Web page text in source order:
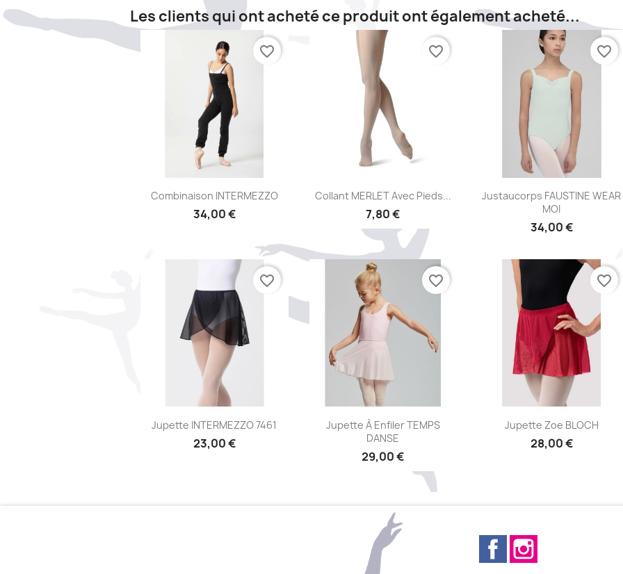
Les clients qui ont acheté ce produit ont également acheté...
Aperçu rapide
Combinaison INTERMEZZO
34,00 €
favorite_border
Aperçu rapide
Collant MERLET Avec Pieds...
7,80 €
favorite_border
Aperçu rapide
+15
Justaucorps FAUSTINE WEAR
MOI
34,00 €
favorite_border
Aperçu rapide
Jupette INTERMEZZO 7461
23,00 €
favorite_border
Aperçu rapide
Jupette À Enfiler TEMPS
DANSE
29,00 €
favorite_border
Aperçu rapide
Jupette Zoe BLOCH
28,00 €
favorite_border
Facebook